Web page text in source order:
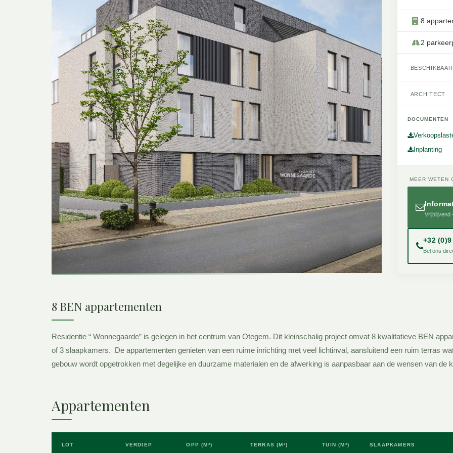
8
2
BESCHIKBAAR
ARCHITECT
DOCUMENTEN
Inplanting
MEER WETEN
+32
Bel ons
8 BEN appartementen
Residentie “ Wonnegaarde” is gelegen in het centrum van Otegem. Dit kleinschalig project omvat 8 kwalitatieve BEN
of 3 slaapkamers. De appartementen genieten van een ruime inrichting met veel lichtinval, aansluitend een ruim terras
gebouw wordt opgetrokken met degelijke en duurzame materialen en de afwerking is aanpasbaar aan de wensen van de
Appartementen
LOT VERDIEP OPP (M²) TERRAS (M²) TUIN (M²) SLAAPKAMERS